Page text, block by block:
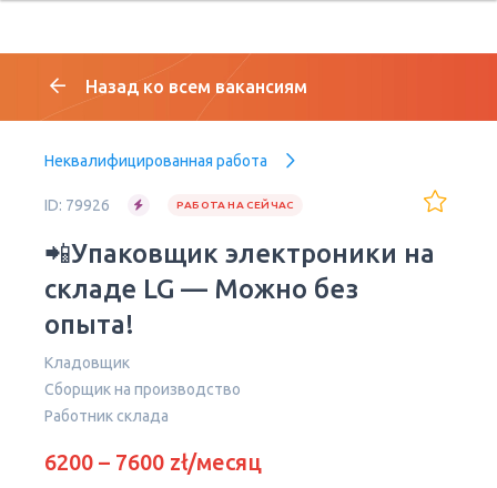
Назад ко всем вакансиям
Неквалифицированная работа
ID: 79926 РАБОТА НА СЕЙЧАС
📲Упаковщик электроники на
складе LG — Можно без
опыта!
Кладовщик
Сборщик на производство
Работник склада
6200 – 7600 zł/месяц